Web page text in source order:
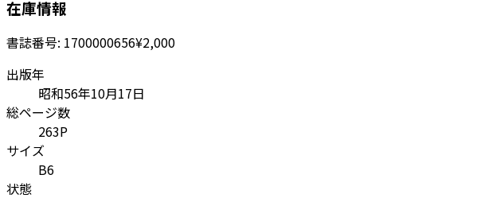
在庫情報
書誌番号: 1700000656¥2,000
出版年
昭和56年10月17日
総ページ数
263P
サイズ
B6
状態